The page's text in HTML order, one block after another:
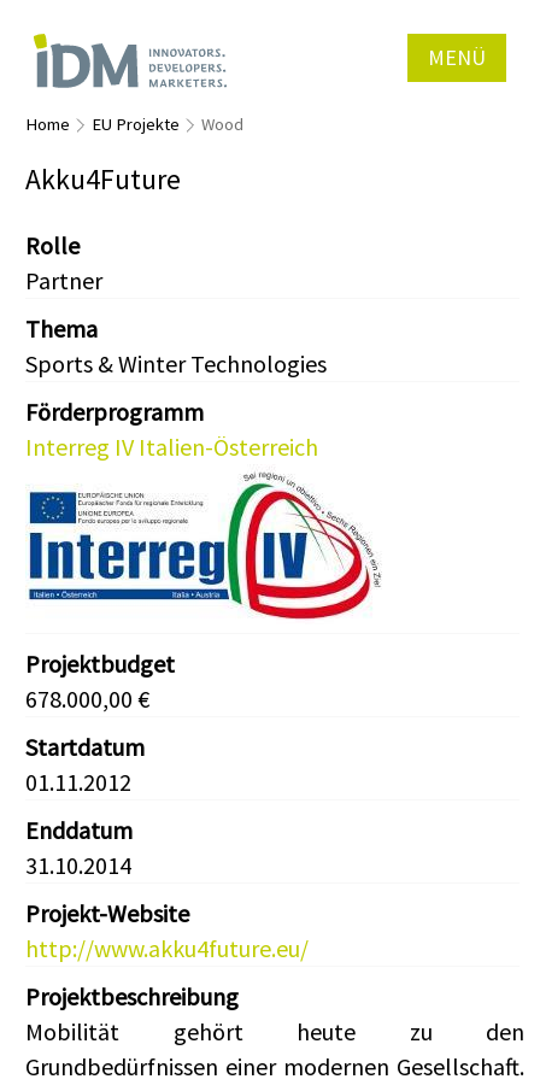
MENÜ
Home EU Projekte Wood
Akku4Future
Rolle
Partner
Thema
Sports & Winter Technologies
Förderprogramm
Interreg IV Italien-Österreich
Projektbudget
678.000,00 €
Startdatum
01.11.2012
Enddatum
31.10.2014
Projekt-Website
http://www.akku4future.eu/
Projektbeschreibung
Mobilität gehört heute zu den
Grundbedürfnissen einer modernen Gesellschaft.